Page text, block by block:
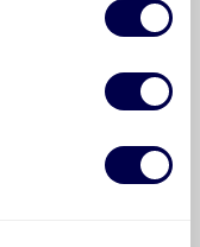
over